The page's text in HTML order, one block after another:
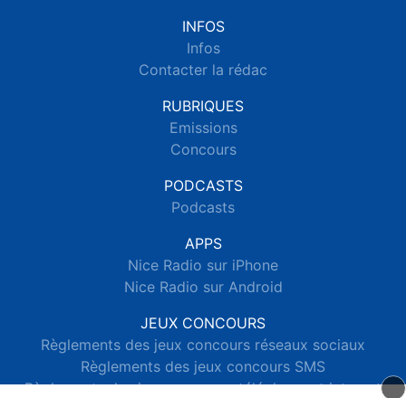
INFOS
Infos
Contacter la rédac
RUBRIQUES
Emissions
Concours
PODCASTS
Podcasts
APPS
Nice Radio sur iPhone
Nice Radio sur Android
JEUX CONCOURS
Règlements des jeux concours réseaux sociaux
Règlements des jeux concours SMS
Règlements des jeux concours téléphone et internet